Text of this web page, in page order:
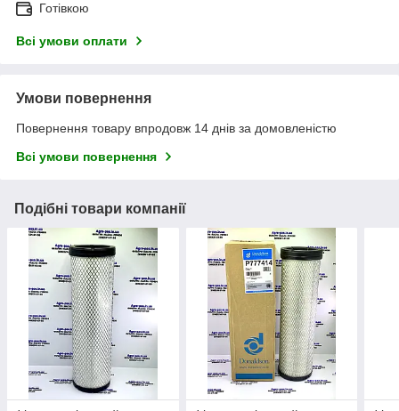
Готівкою
Всі умови оплати
Умови повернення
Повернення товару впродовж 14 днів за домовленістю
Всі умови повернення
Подібні товари компанії